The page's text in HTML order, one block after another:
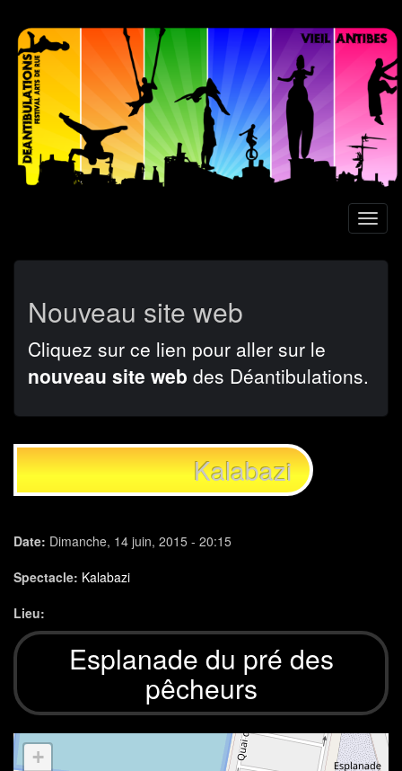
Aller
contenu
principal
Nouveau site web
Cliquez sur ce lien pour aller sur le
nouveau site web des Déantibulations.
Kalabazi
Date: Dimanche, 14 juin, 2015 - 20:15
Spectacle: Kalabazi
Lieu:
Esplanade du pré des
pêcheurs
+